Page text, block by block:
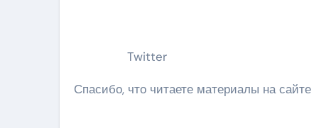
Twitter
Спасибо, что читаете материалы на сайте